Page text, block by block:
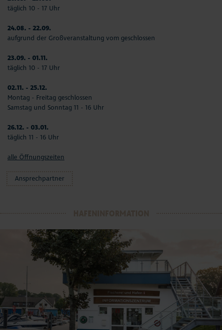
täglich 10 - 17 Uhr
24.08. - 22.09.
aufgrund der Großveranstaltung vom geschlossen
23.09. - 01.11.
täglich 10 - 17 Uhr
02.11. - 25.12.
Montag - Freitag geschlossen
Samstag und Sonntag 11 - 16 Uhr
26.12. - 03.01.
täglich 11 - 16 Uhr
alle Öffnungszeiten
Ansprechpartner